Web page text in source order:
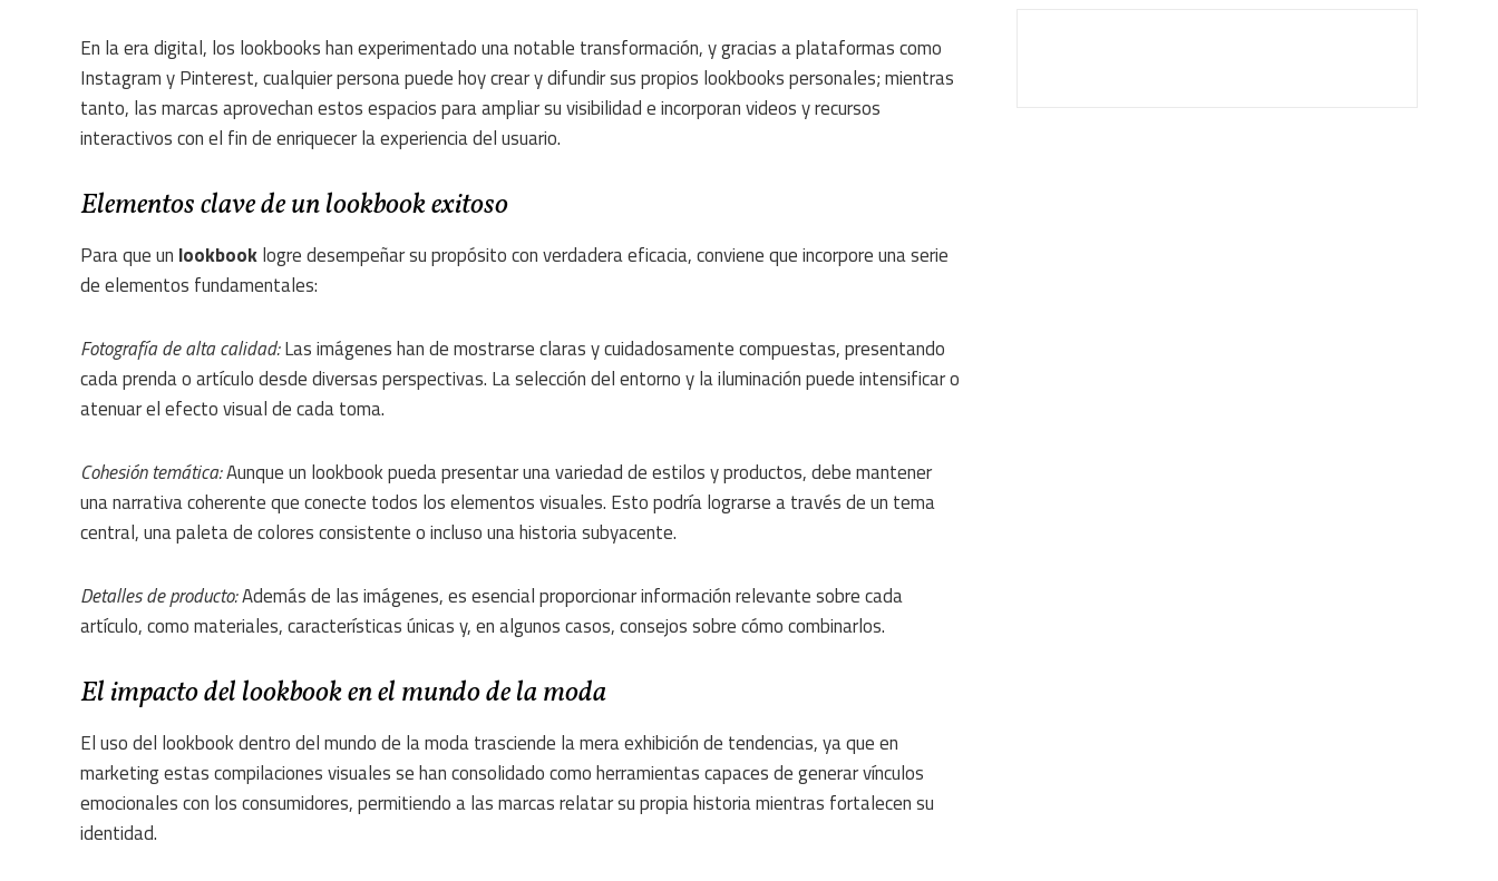
En la era digital, los lookbooks han experimentado una notable transformación, y gracias a plataformas como
Instagram y Pinterest, cualquier persona puede hoy crear y difundir sus propios lookbooks personales; mientras
tanto, las marcas aprovechan estos espacios para ampliar su visibilidad e incorporan videos y recursos
interactivos con el fin de enriquecer la experiencia del usuario.
Elementos clave de un lookbook exitoso
Para que un lookbooklogre desempeñar su propósito con verdadera eficacia, conviene que incorpore una serie
de elementos fundamentales:
Fotografía de alta calidad:Las imágenes han de mostrarse claras y cuidadosamente compuestas, presentando
cada prenda o artículo desde diversas perspectivas. La selección del entorno y la iluminación puede intensificar o
atenuar el efecto visual de cada toma.
Cohesión temática:Aunque un lookbook pueda presentar una variedad de estilos y productos, debe mantener
una narrativa coherente que conecte todos los elementos visuales. Esto podría lograrse a través de un tema
central, una paleta de colores consistente o incluso una historia subyacente.
Detalles de producto:Además de las imágenes, es esencial proporcionar información relevante sobre cada
artículo, como materiales, características únicas y, en algunos casos, consejos sobre cómo combinarlos.
El impacto del lookbook en el mundo de la moda
El uso del lookbook dentro del mundo de la moda trasciende la mera exhibición de tendencias, ya que en
marketing estas compilaciones visuales se han consolidado como herramientas capaces de generar vínculos
emocionales con los consumidores, permitiendo a las marcas relatar su propia historia mientras fortalecen su
identidad.